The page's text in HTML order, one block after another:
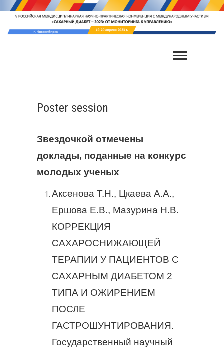
Poster session
Звездочкой отмечены
доклады, поданные на конкурс
молодых ученых
Аксенова Т.Н., Цкаева А.А.,
Ершова Е.В., Мазурина Н.В.
КОРРЕКЦИЯ
САХАРОСНИЖАЮЩЕЙ
ТЕРАПИИ У ПАЦИЕНТОВ С
САХАРНЫМ ДИАБЕТОМ 2
ТИПА И ОЖИРЕНИЕМ
ПОСЛЕ
ГАСТРОШУНТИРОВАНИЯ.
Государственный научный